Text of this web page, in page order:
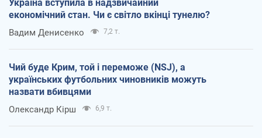
Україна вступила в надзвичайний
економічний стан. Чи є світло вкінці тунелю?
Вадим Денисенко 7,2 т.
Чий буде Крим, той і переможе (NSJ), а
українських футбольних чиновників можуть
назвати вбивцями
Олександр Кірш 6,9 т.